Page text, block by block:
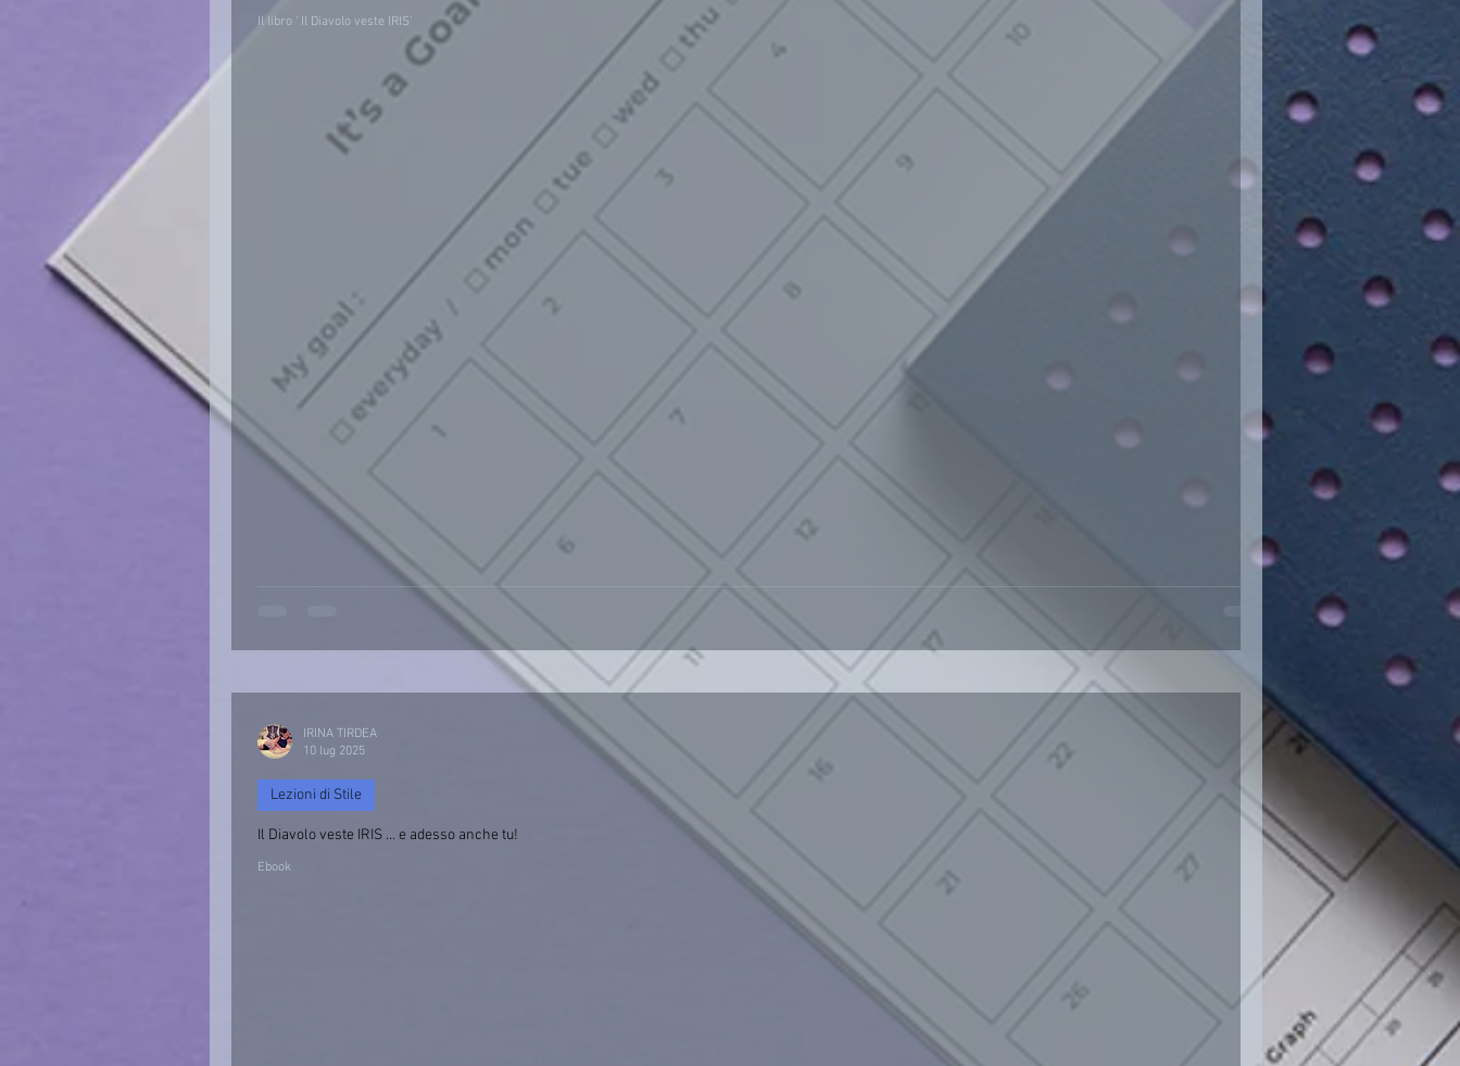
Il libro ‘ Il Diavolo veste IRIS’
Il Diavolo veste IRIS … e adesso anche tu!
Ebook
Lezioni di Stile
IRINA TIRDEA
10 lug 2025